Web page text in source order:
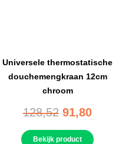
Universele thermostatische
douchemengkraan 12cm
chroom
128,52 91,80
Bekijk product